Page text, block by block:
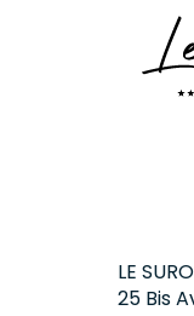
LE
25 Bis